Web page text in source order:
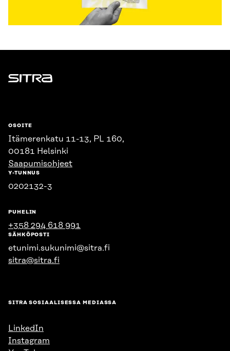
Sitra
OSOITE
Itämerenkatu 11-13, PL 160,
00181 Helsinki
Saapumisohjeet
Y-TUNNUS
0202132-3
PUHELIN
+358 294 618 991
SÄHKÖPOSTI
etunimi.sukunimi@sitra.fi
sitra@sitra.fi
SITRA SOSIAALISESSA MEDIASSA
LinkedIn
Instagram